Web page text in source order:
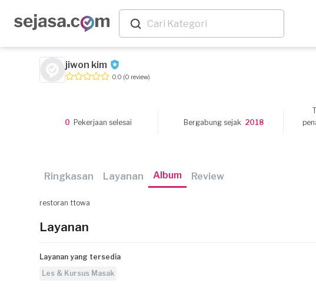
jiwon kim
0.0 (0 review)
0 Pekerjaan selesai Bergabung sejak 2018
Ringkasan Layanan Album Review
restoran ttowa
Layanan
Layanan yang tersedia
Les & Kursus Masak